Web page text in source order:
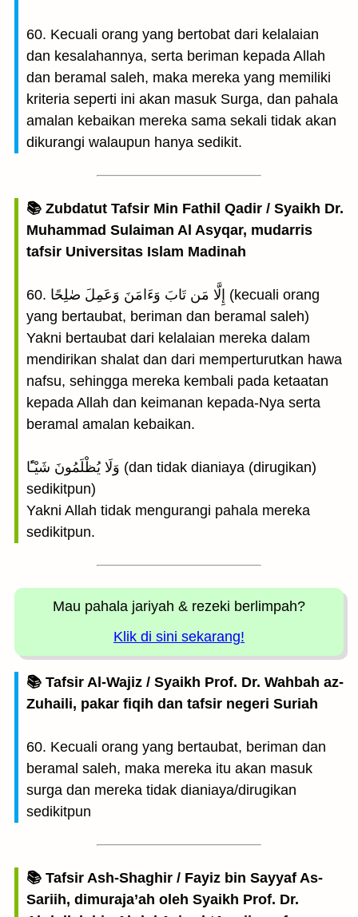
60. Kecuali orang yang bertobat dari kelalaian
dan kesalahannya, serta beriman kepada Allah
dan beramal saleh, maka mereka yang memiliki
kriteria seperti ini akan masuk Surga, dan pahala
amalan kebaikan mereka sama sekali tidak akan
dikurangi walaupun hanya sedikit.
📚 Zubdatut Tafsir Min Fathil Qadir / Syaikh Dr.
Muhammad Sulaiman Al Asyqar, mudarris
tafsir Universitas Islam Madinah
60. إِلَّا مَن تَابَ وَءَامَنَ وَعَمِلَ صٰلِحًا (kecuali orang
yang bertaubat, beriman dan beramal saleh)
Yakni bertaubat dari kelalaian mereka dalam
mendirikan shalat dan dari memperturutkan hawa
nafsu, sehingga mereka kembali pada ketaatan
kepada Allah dan keimanan kepada-Nya serta
beramal amalan kebaikan.
وَلَا يُظْلَمُونَ شَيْـًٔا (dan tidak dianiaya (dirugikan)
sedikitpun)
Yakni Allah tidak mengurangi pahala mereka
sedikitpun.
Mau pahala jariyah & rezeki berlimpah?
Klik di sini sekarang!
📚 Tafsir Al-Wajiz / Syaikh Prof. Dr. Wahbah az-
Zuhaili, pakar fiqih dan tafsir negeri Suriah
60. Kecuali orang yang bertaubat, beriman dan
beramal saleh, maka mereka itu akan masuk
surga dan mereka tidak dianiaya/dirugikan
sedikitpun
📚 Tafsir Ash-Shaghir / Fayiz bin Sayyaf As-
Sariih, dimuraja’ah oleh Syaikh Prof. Dr.